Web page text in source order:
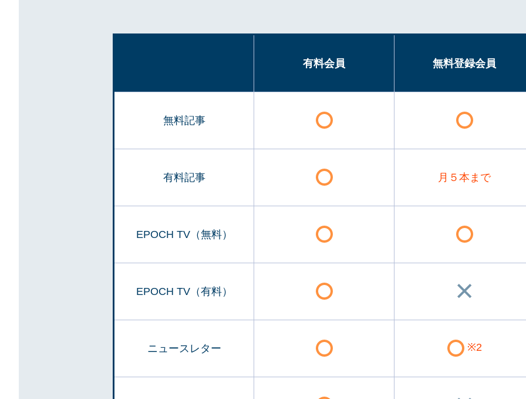
有料会員 無料登録会員
無料記事
有料記事 月５本まで
EPOCH TV（無料）
EPOCH TV（有料）
ニュースレター ※2